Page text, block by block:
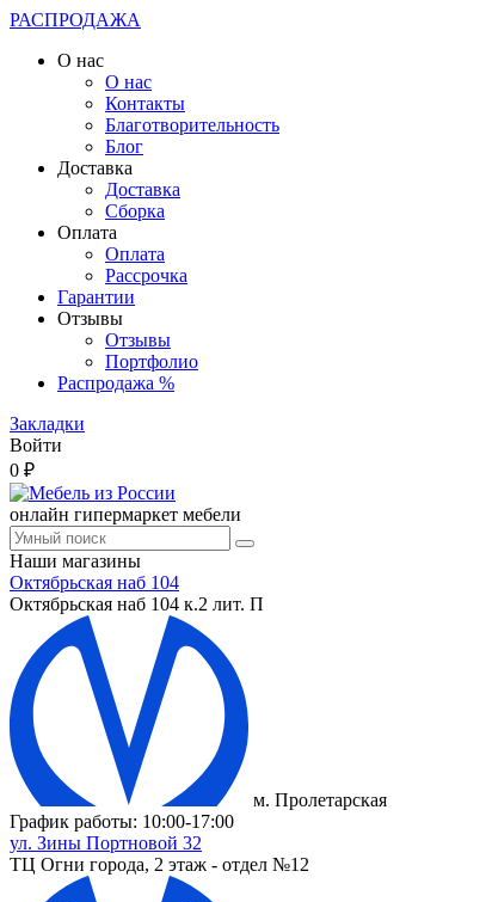
РАСПРОДАЖА
О нас
О нас
Контакты
Благотворительность
Блог
Доставка
Доставка
Сборка
Оплата
Оплата
Рассрочка
Гарантии
Отзывы
Отзывы
Портфолио
Распродажа %
Закладки
Войти
0 ₽
онлайн гипермаркет мебели
Наши магазины
Октябрьская наб 104
Октябрьская наб 104 к.2 лит. П
м. Пролетарская
График работы: 10:00-17:00
ул. Зины Портновой 32
ТЦ Огни города, 2 этаж - отдел №12